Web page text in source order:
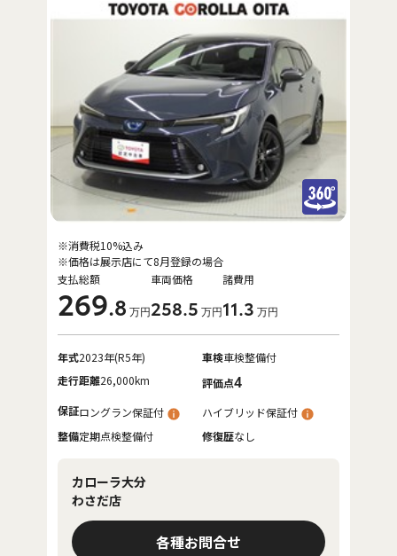
支払総額
269.8 万円
車両価格
258.5 万円
諸費用
11.3 万円
※消費税10%込み
※価格は展示店にて8月登録の場合
年式2023年(R5年) 車検車検整備付
走行距離26,000km 評価点4
保証ロングラン保証付
ハイブリッド保証付
整備定期点検整備付 修復歴なし
カローラ大分
わさだ店
各種お問合せ